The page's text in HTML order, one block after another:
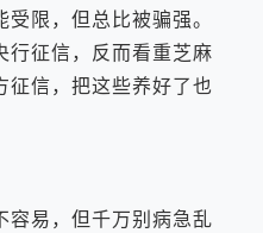
限，但总比被骗强。
行征信，反而看重芝麻
征信，把这些养好了也
易，但千万别病急乱